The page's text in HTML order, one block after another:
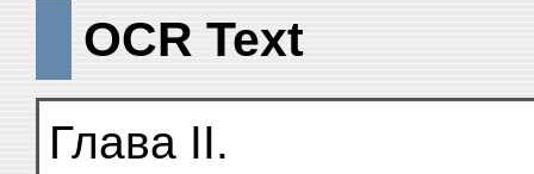
OCR Text
Глава II.